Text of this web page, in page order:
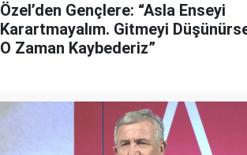
Özel’den Gençlere: “Asla Enseyi
Karartmayalım. Gitmeyi
O Zaman Kaybederiz”